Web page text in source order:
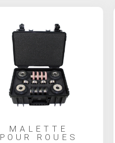
MALETTE
POUR ROUES